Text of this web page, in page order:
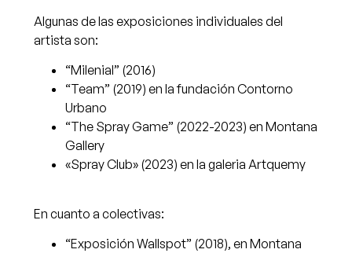
Algunas de las exposiciones individuales del
artista son:
“Milenial” (2016)
“Team” (2019) en la fundación Contorno
Urbano
“The Spray Game” (2022-2023) en Montana
Gallery
«Spray Club» (2023) en la galeria Artquemy
En cuanto a colectivas:
“Exposición Wallspot” (2018), en Montana